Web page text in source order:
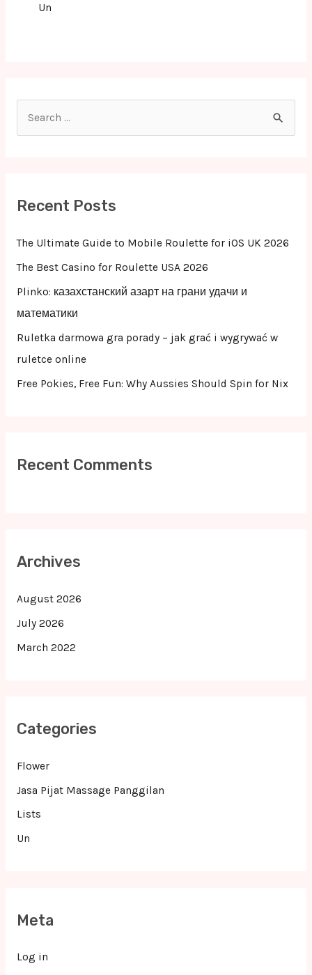
Un
f
Recent Posts
The Ultimate Guide to Mobile Roulette for iOS UK 2026
The Best Casino for Roulette USA 2026
Plinko: казахстанский азарт на грани удачи и
математики
Ruletka darmowa gra porady – jak grać i wygrywać w
ruletce online
Free Pokies, Free Fun: Why Aussies Should Spin for Nix
Recent Comments
Archives
August 2026
July 2026
March 2022
Categories
Flower
Jasa Pijat Massage Panggilan
Lists
Un
Meta
Log in